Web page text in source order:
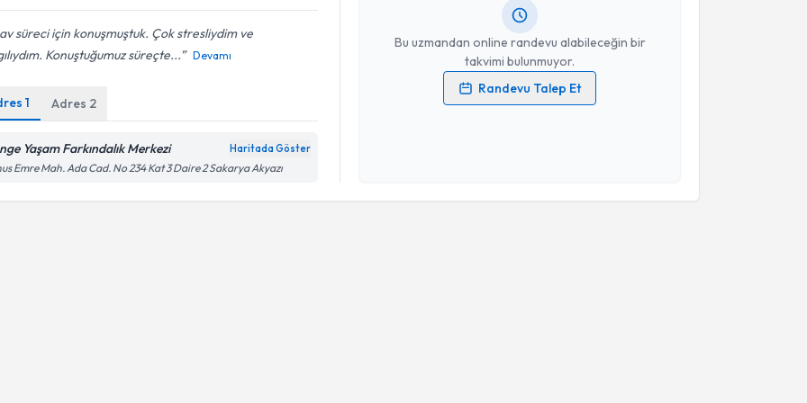
süreci için konuşmuştuk. Çok stresliydim ve
Konuştuğumuz süreçte...
Devamı
1 Adres 2
Yaşam Farkındalık Merkezi Haritada Göster
Emre Mah. Ada Cad. No 234 Kat 3 Daire 2 Sakarya Akyazı
Bu uzmandan online randevu alabileceğin bir
takvimi bulunmuyor.
Randevu Talep Et
Kişisel verilerimin işlenmesine ilişkinAydınlatma Metni
Takvim Talebini Gönder